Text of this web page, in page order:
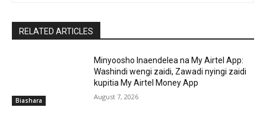
RELATED ARTICLES
Biashara
Minyoosho Inaendelea na My Airtel App:
Washindi wengi zaidi, Zawadi nyingi zaidi
kupitia My Airtel Money App
August 7, 2026